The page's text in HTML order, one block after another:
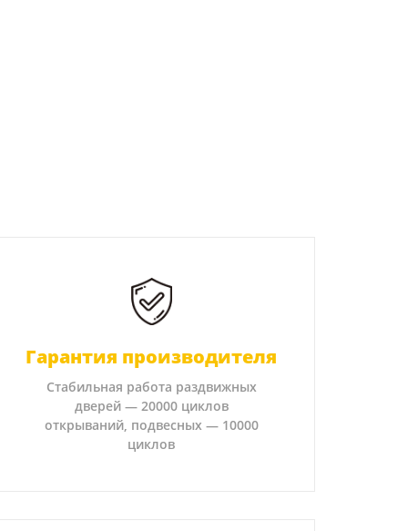
Гарантия производителя
Стабильная работа раздвижных
дверей — 20000 циклов
открываний, подвесных — 10000
циклов